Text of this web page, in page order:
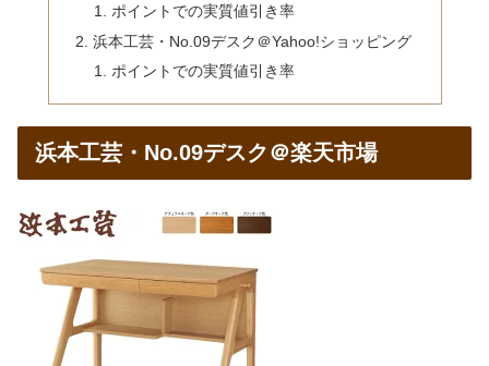
ポイントでの実質値引き率
浜本工芸・No.09デスク＠Yahoo!ショッピング
ポイントでの実質値引き率
浜本工芸・No.09デスク＠楽天市場